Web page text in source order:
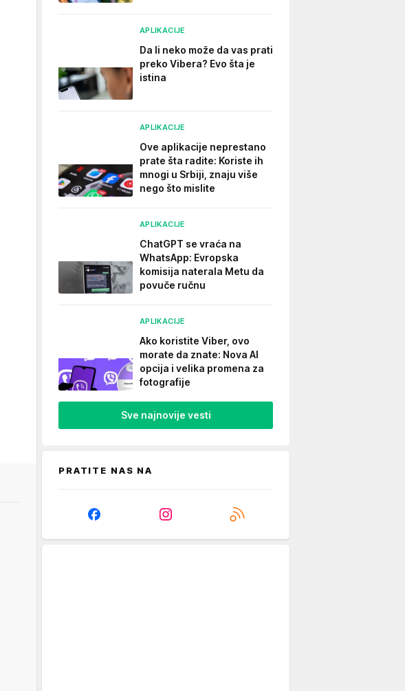
APLIKACIJE
Da li neko može da vas prati
preko Vibera? Evo šta je
istina
APLIKACIJE
Ove aplikacije neprestano
prate šta radite: Koriste ih
mnogi u Srbiji, znaju više
nego što mislite
APLIKACIJE
ChatGPT se vraća na
WhatsApp: Evropska
komisija naterala Metu da
povuče ručnu
APLIKACIJE
Ako koristite Viber, ovo
morate da znate: Nova AI
opcija i velika promena za
fotografije
Sve najnovije vesti
PRATITE NAS NA